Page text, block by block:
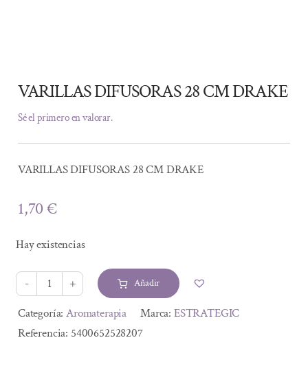
VARILLAS DIFUSORAS 28 CM DRAKE
Sé el primero en valorar.
VARILLAS DIFUSORAS 28 CM DRAKE
1,70€
Hay existencias
VARILLAS
DIFUSORAS
28
Añadir
Alternative:
Categoría:Aromaterapia Marca: ESTRATEGIC
Referencia: 5400652528207